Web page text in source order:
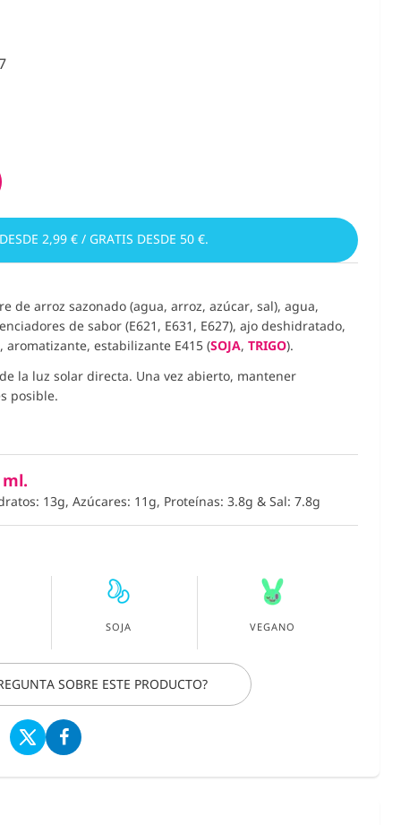
2,99 € / GRATIS DESDE 50 €.
de arroz sazonado (agua, arroz, azúcar, sal), agua,
de sabor (E621, E631, E627), ajo deshidratado,
aromatizante, estabilizante E415 (SOJA, TRIGO).
la luz solar directa. Una vez abierto, mantener
posible.
13g, Azúcares: 11g, Proteínas: 3.8g & Sal: 7.8g
SOJA VEGANO
SOBRE ESTE PRODUCTO?